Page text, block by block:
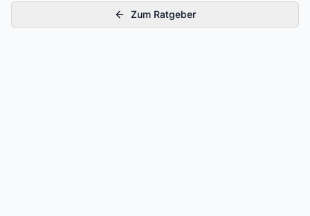
Zum Ratgeber